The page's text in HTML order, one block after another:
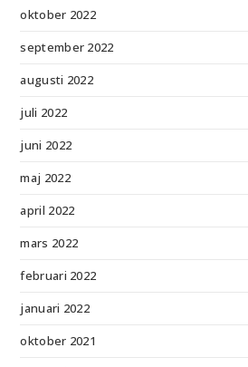
oktober 2022
september 2022
augusti 2022
juli 2022
juni 2022
maj 2022
april 2022
mars 2022
februari 2022
januari 2022
oktober 2021